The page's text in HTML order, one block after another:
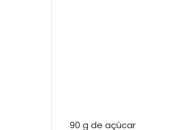
90 g de açúcar